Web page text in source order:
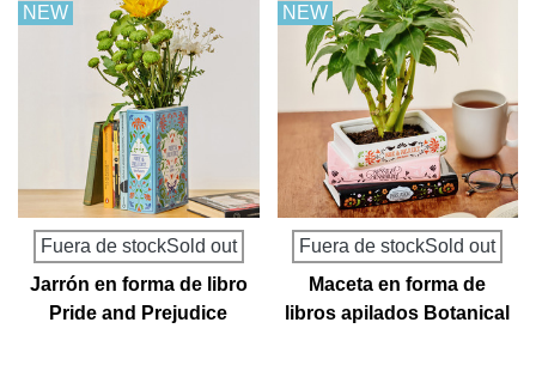
NEW
Fuera de stockSold out
Jarrón en forma de libro
Pride and Prejudice
NEW
Fuera de stockSold out
Maceta en forma de
libros apilados Botanical